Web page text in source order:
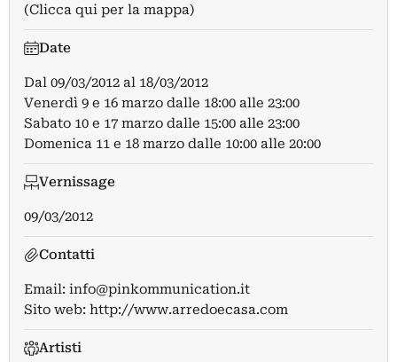
(Clicca qui per la mappa)
Date
Dal 09/03/2012 al 18/03/2012
Venerdì 9 e 16 marzo dalle 18:00 alle 23:00
Sabato 10 e 17 marzo dalle 15:00 alle 23:00
Domenica 11 e 18 marzo dalle 10:00 alle 20:00
Vernissage
09/03/2012
Contatti
Email: info@pinkommunication.it
Sito web: http://www.arredoecasa.com
Artisti